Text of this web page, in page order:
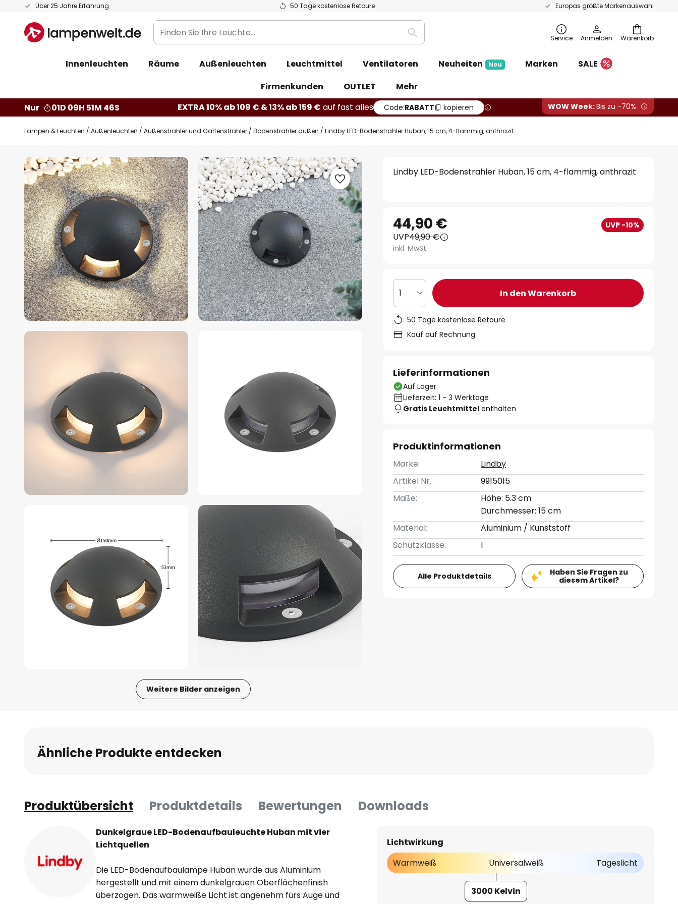
Über 25 Jahre Erfahrung 50 Tage kostenlose Retoure Europas größte Markenauswahl
Zum
springen
Warenkorb
Finden
Sie
Leuchte...
Suche Service Anmelden
Innenleuchten Räume Außenleuchten Leuchtmittel Ventilatoren Neuheiten Neu Marken
SALE
Firmenkunden
OUTLET
Mehr
Nur
01D 09H 51M 45S EXTRA 10% ab 109 € & 13% ab 159 € auf fast alles Code:RABATT kopieren WOW Week:Bis zu -70%
Lampen & Leuchten Außenleuchten Außenstrahler und Gartenstrahler Bodenstrahler außen Lindby LED-Bodenstrahler Huban, 15 cm, 4-flammig, anthrazit
Zum
Ende
der
Bildgalerie
springen
Weitere Bilder anzeigen
Bildgalerie
springen
Lindby LED-Bodenstrahler Huban, 15 cm, 4-flammig, anthrazit
44,90 € UVP -10%
UVP49,90 €
inkl. MwSt.
1 In den Warenkorb
50 Tage kostenlose Retoure
Kauf auf Rechnung
Lieferinformationen
Auf Lager
Lieferzeit: 1 - 3 Werktage
Gratis Leuchtmittel enthalten
Produktinformationen
Marke:
Lindby
Artikel Nr.:
9915015
Maße:
Höhe: 5.3 cm
Durchmesser: 15 cm
Material:
Aluminium / Kunststoff
Schutzklasse:
I
Alle Produktdetails
Haben Sie Fragen zu
diesem Artikel?
Ähnliche Produkte entdecken
Produktübersicht Produktdetails Bewertungen Downloads
Dunkelgraue LED-Bodenaufbauleuchte Huban mit vier
Lichtquellen
Die LED-Bodenaufbaulampe Huban wurde aus Aluminium
hergestellt und mit einem dunkelgrauen Oberflächenfinish
überzogen. Das warmweiße Licht ist angenehm fürs Auge und
Lichtwirkung
Warmweiß
Universalweiß Tageslicht
3000 Kelvin